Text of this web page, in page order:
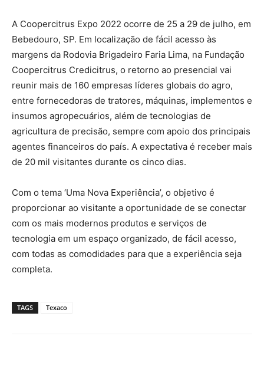
A Coopercitrus Expo 2022 ocorre de 25 a 29 de julho, em
Bebedouro, SP. Em localização de fácil acesso às
margens da Rodovia Brigadeiro Faria Lima, na Fundação
Coopercitrus Credicitrus, o retorno ao presencial vai
reunir mais de 160 empresas líderes globais do agro,
entre fornecedoras de tratores, máquinas, implementos e
insumos agropecuários, além de tecnologias de
agricultura de precisão, sempre com apoio dos principais
agentes financeiros do país. A expectativa é receber mais
de 20 mil visitantes durante os cinco dias.
Com o tema ‘Uma Nova Experiência’, o objetivo é
proporcionar ao visitante a oportunidade de se conectar
com os mais modernos produtos e serviços de
tecnologia em um espaço organizado, de fácil acesso,
com todas as comodidades para que a experiência seja
completa.
TAGS Texaco